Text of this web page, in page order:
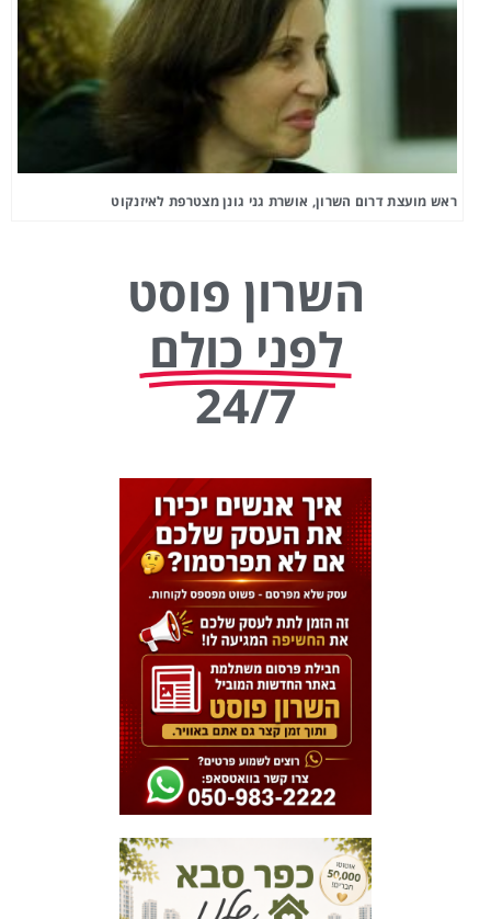
ראש מועצת דרום השרון, אושרת גני גונן מצטרפת לאיזנקוט
השרון פוסט
לפני כולם
24/7